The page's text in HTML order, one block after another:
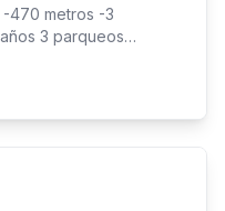
-470 metros -3
3 parqueos
-cocina cerrada -
2 Balcones - Cuarto
las 24 horas